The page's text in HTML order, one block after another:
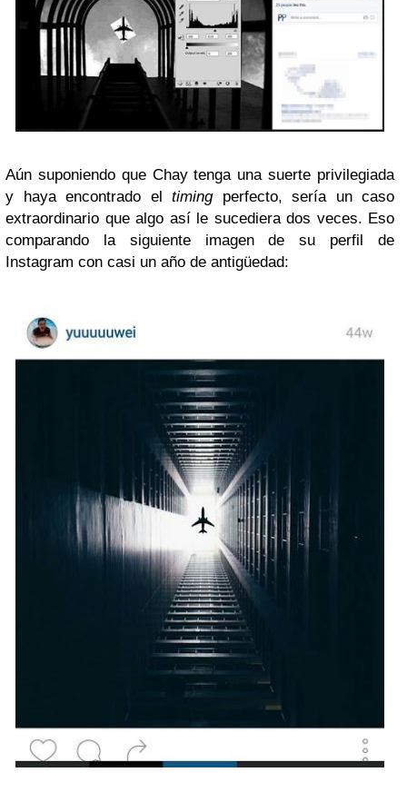
Aún suponiendo que Chay tenga una suerte privilegiada
y haya encontrado el timingperfecto, sería un caso
extraordinario que algo así le sucediera dos veces. Eso
comparando la siguiente imagen de su perfil de
Instagram con casi un año de antigüedad: